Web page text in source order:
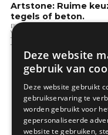
Artstone: Ruime
tegels of beton.
Binnenafwerking
Vloeren
Terras & verhardingen
Tuintips
Mis
Deze website
gebruik van
Deze website gebruikt
gebruikservaring te
worden gebruikt voor
gepersonaliseerde
website te gebruiken,